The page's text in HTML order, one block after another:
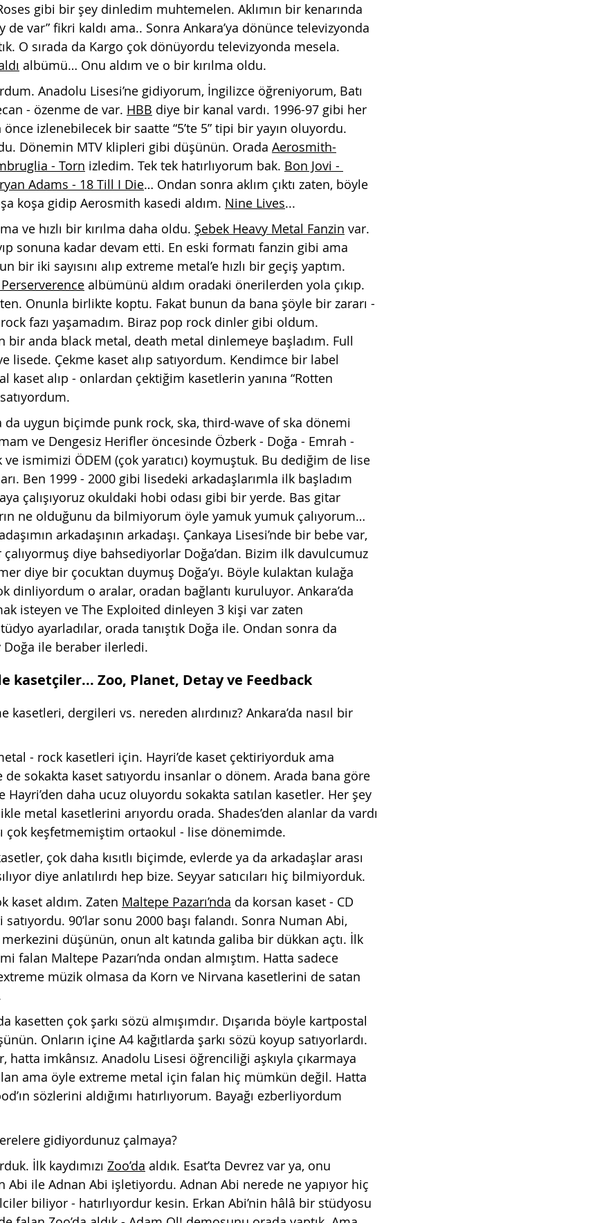
gibi bir şey dinledim muhtemelen. Aklımın bir kenarında
de var” fikri kaldı ama.. Sonra Ankara’ya dönünce televizyonda
O sırada da Kargo çok dönüyordu televizyonda mesela.
albümü… Onu aldım ve o bir kırılma oldu.
Anadolu Lisesi’ne gidiyorum, İngilizce öğreniyorum, Batı
- özenme de var. HBB diye bir kanal vardı. 1996-97 gibi her
izlenebilecek bir saatte “5’te 5” tipi bir yayın oluyordu.
Dönemin MTV klipleri gibi düşünün. Orada Aerosmith-
- Torn izledim. Tek tek hatırlıyorum bak. Bon Jovi -
Adams - 18 Till I Die… Ondan sonra aklım çıktı zaten, böyle
koşa gidip Aerosmith kasedi aldım. Nine Lives...
ve hızlı bir kırılma daha oldu. Şebek Heavy Metal Fanzin var.
sonuna kadar devam etti. En eski formatı fanzin gibi ama
bir iki sayısını alıp extreme metal’e hızlı bir geçiş yaptım.
albümünü aldım oradaki önerilerden yola çıkıp.
Onunla birlikte koptu. Fakat bunun da bana şöyle bir zararı -
fazı yaşamadım. Biraz pop rock dinler gibi oldum.
bir anda black metal, death metal dinlemeye başladım. Full
lisede. Çekme kaset alıp satıyordum. Kendimce bir label
kaset alıp - onlardan çektiğim kasetlerin yanına “Rotten
da uygun biçimde punk rock, ska, third-wave of ska dönemi
ve Dengesiz Herifler öncesinde Özberk - Doğa - Emrah -
ismimizi ÖDEM (çok yaratıcı) koymuştuk. Bu dediğim de lise
Ben 1999 - 2000 gibi lisedeki arkadaşlarımla ilk başladım
çalışıyoruz okuldaki hobi odası gibi bir yerde. Bas gitar
ne olduğunu da bilmiyorum öyle yamuk yumuk çalıyorum…
arkadaşının arkadaşı. Çankaya Lisesi’nde bir bebe var,
diye bahsediyorlar Doğa’dan. Bizim ilk davulcumuz
diye bir çocuktan duymuş Doğa’yı. Böyle kulaktan kulağa
dinliyordum o aralar, oradan bağlantı kuruluyor. Ankara’da
isteyen ve The Exploited dinleyen 3 kişi var zaten
ayarladılar, orada tanıştık Doğa ile. Ondan sonra da
Doğa ile beraber ilerledi.
kasetçiler... Zoo, Planet, Detay ve Feedback
kasetleri, dergileri vs. nereden alırdınız? Ankara’da nasıl bir
- rock kasetleri için. Hayri’de kaset çektiriyorduk ama
de sokakta kaset satıyordu insanlar o dönem. Arada bana göre
daha ucuz oluyordu sokakta satılan kasetler. Her şey
metal kasetlerini arıyordu orada. Shades’den alanlar da vardı
çok keşfetmemiştim ortaokul - lise dönemimde.
çok daha kısıtlı biçimde, evlerde ya da arkadaşlar arası
diye anlatılırdı hep bize. Seyyar satıcıları hiç bilmiyorduk.
kaset aldım. Zaten Maltepe Pazarı’nda da korsan kaset - CD
90’lar sonu 2000 başı falandı. Sonra Numan Abi,
merkezini düşünün, onun alt katında galiba bir dükkan açtı. İlk
falan Maltepe Pazarı’nda ondan almıştım. Hatta sadece
müzik olmasa da Korn ve Nirvana kasetlerini de satan
kasetten çok şarkı sözü almışımdır. Dışarıda böyle kartpostal
Onların içine A4 kağıtlarda şarkı sözü koyup satıyorlardı.
hatta imkânsız. Anadolu Lisesi öğrenciliği aşkıyla çıkarmaya
ama öyle extreme metal için falan hiç mümkün değil. Hatta
sözlerini aldığımı hatırlıyorum. Bayağı ezberliyordum
gidiyordunuz çalmaya?
İlk kaydımızı Zoo’da aldık. Esat’ta Devrez var ya, onu
Abi ile Adnan Abi işletiyordu. Adnan Abi nerede ne yapıyor hiç
biliyor - hatırlıyordur kesin. Erkan Abi’nin hâlâ bir stüdyosu